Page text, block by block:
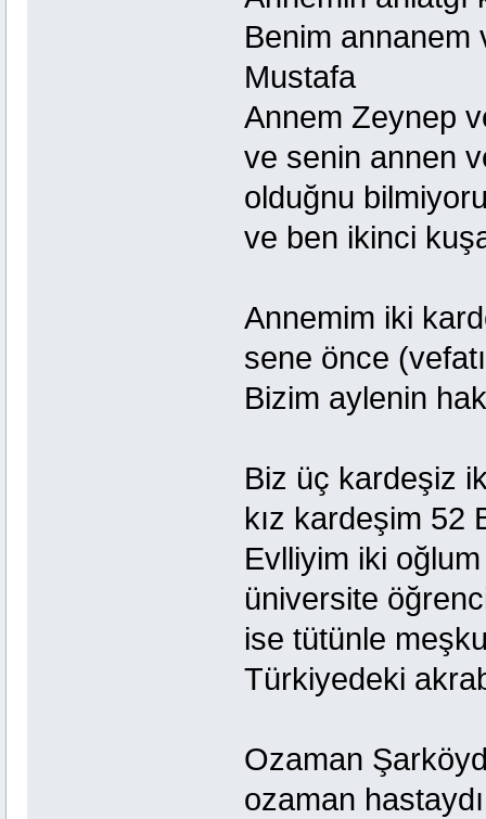
Benim annanem
Mustafa
Annem Zeynep
ve senin annen
olduğnu
ve ben ikinci
Annemim iki
sene önce
Bizim aylenin
Biz üç kardeşiz
kız kardeşim 52
Evlliyim iki
üniversite
ise tütünle
Türkiyedeki
Ozaman
ozaman